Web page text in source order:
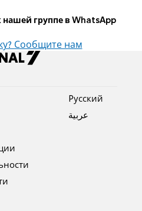
нашей группе в WhatsApp
Сообщите нам
Pусский
عربية